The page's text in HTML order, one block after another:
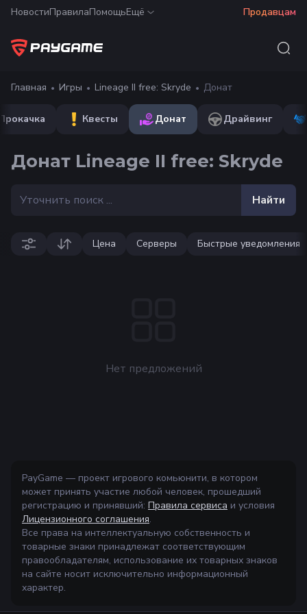
НовостиПравилаПомощьЕщё Продавцам
Главная Игры Lineage II free: Skryde Донат
Квесты Донат Драйвинг
Донат Lineage II free: Skryde
Найти
Цена Серверы Быстрые уведомления
Нет предложений
PayGame — проект игрового комьюнити, в котором
может принять участие любой человек, прошедший
регистрацию и принявший: Правила сервиса и условия
Лицензионного соглашения.
Все права на интеллектуальную собственность и
товарные знаки принадлежат соответствующим
правообладателям, использование их товарных знаков
на сайте носит исключительно информационный
характер.